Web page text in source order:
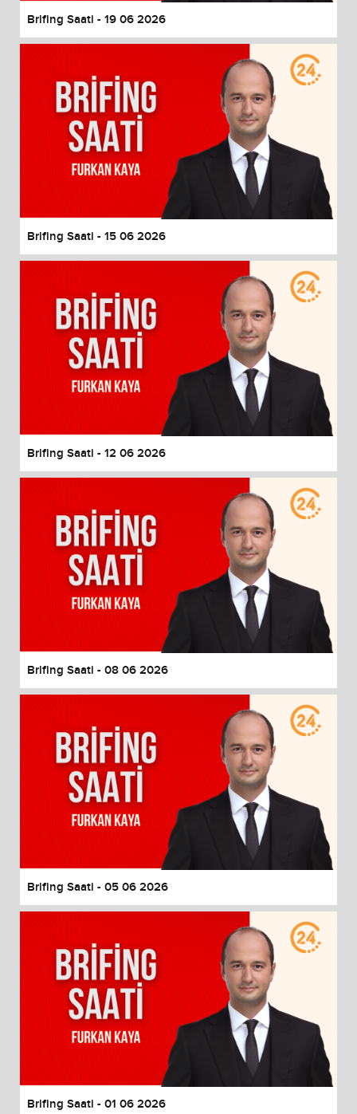
Brifing Saati - 19 06 2026
Brifing Saati - 15 06 2026
Brifing Saati - 12 06 2026
Brifing Saati - 08 06 2026
Brifing Saati - 05 06 2026
Brifing Saati - 01 06 2026